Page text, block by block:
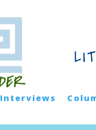
Interviews